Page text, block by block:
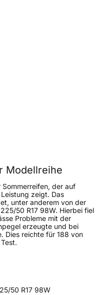
Modellreihe
der auf
zeigt. Das
unter anderem von der
50 R17 98W. Hierbei fiel
Probleme mit der
erzeugte und bei
Dies reichte für 188 von
50 R17 98W